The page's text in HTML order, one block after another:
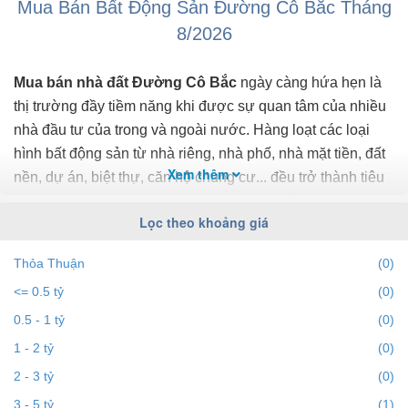
Vấp, ra sân bay 10 phút di chuyển.
Mua Bán Bất Động Sản Đường Cô Bắc Tháng
8/2026
Mua bán nhà đất Đường Cô Bắc ngày càng hứa hẹn là
thị trường đầy tiềm năng khi được sự quan tâm của nhiều
nhà đầu tư của trong và ngoài nước. Hàng loạt các loại
hình bất động sản từ nhà riêng, nhà phố, nhà mặt tiền, đất
nền, dự án, biệt thự, căn hộ chung cư... đều trở thành tiêu
Bắcchính xác nhất, mới nhất hãy truy cập vào
bds68.com.vn để theo dõi
Bắc tháng 8/2026. Với bds68.com.vn bạn dễ dành lọc theo
địa điểm, giá, diện tích, dự án, đường phố, số phòng ngủ
Xem thêm
Lọc theo khoảng giá
Thỏa Thuận
(0)
<= 0.5 tỷ
(0)
0.5 - 1 tỷ
(0)
1 - 2 tỷ
(0)
2 - 3 tỷ
(0)
3 - 5 tỷ
(1)